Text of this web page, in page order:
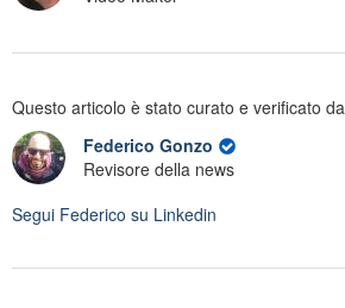
Questo articolo è stato curato e verificato da
Federico Gonzo
Revisore della news
Segui Federico su Linkedin